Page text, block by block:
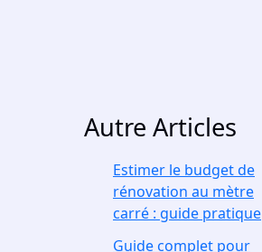
Autre Articles
Estimer le budget de
rénovation au mètre
carré : guide pratique
Guide complet pour